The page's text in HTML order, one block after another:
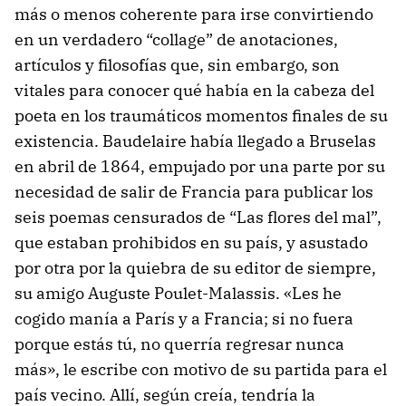
más o menos coherente para irse convirtiendo
en un verdadero “collage” de anotaciones,
artículos y filosofías que, sin embargo, son
vitales para conocer qué había en la cabeza del
poeta en los traumáticos momentos finales de su
existencia. Baudelaire había llegado a Bruselas
en abril de 1864, empujado por una parte por su
necesidad de salir de Francia para publicar los
seis poemas censurados de “Las flores del mal”,
que estaban prohibidos en su país, y asustado
por otra por la quiebra de su editor de siempre,
su amigo Auguste Poulet-Malassis. «Les he
cogido manía a París y a Francia; si no fuera
porque estás tú, no querría regresar nunca
más», le escribe con motivo de su partida para el
país vecino. Allí, según creía, tendría la